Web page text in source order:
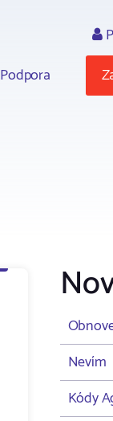
Podpora
Nevím
Kódy